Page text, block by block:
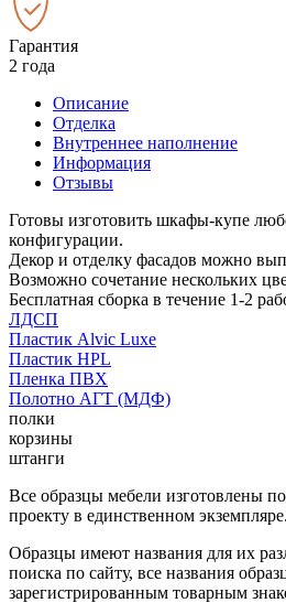
Гарантия
2 года
Описание
Отделка
Внутреннее наполнение
Информация
Отзывы
Готовы изготовить шкафы-купе
конфигурации.
Декор и отделку фасадов можно
Возможно сочетание нескольких
Бесплатная сборка в течение 1-2
ЛДСП
Пластик Alvic Luxe
Пластик HPL
Пленка ПВХ
Полотно АГТ (МДФ)
полки
корзины
штанги
Все образцы мебели изготовлены
проекту в единственном экземпляре.
Образцы имеют названия для их
поиска по сайту, все названия
зарегистрированным товарным